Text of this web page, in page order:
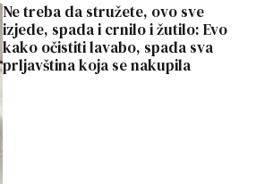
Ne treba da stružete, ovo sve
izjede, spada i crnilo i žutilo: Evo
kako očistiti lavabo, spada sva
prljavština koja se nakupila